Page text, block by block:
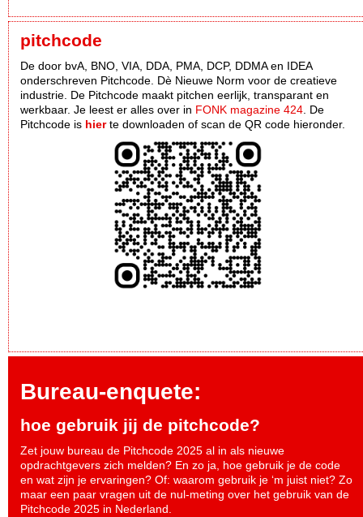
pitchcode
De door bvA, BNO, VIA, DDA, PMA, DCP, DDMA en IDEA
onderschreven Pitchcode. Dè Nieuwe Norm voor de creatieve
industrie. De Pitchcode maakt pitchen eerlijk, transparant en
werkbaar. Je leest er alles over in FONK magazine 424 . De
Pitchcode is hierte downloaden of scan de QR code hieronder.
Bureau-enquete:
hoe gebruik jij de pitchcode?
Zet jouw bureau de Pitchcode 2025 al in als nieuwe
opdrachtgevers zich melden? En zo ja, hoe gebruik je de code
en wat zijn je ervaringen? Of: waarom gebruik je ‘m juist niet? Zo
maar een paar vragen uit de nul-meting over het gebruik van de
Pitchcode 2025 in Nederland.